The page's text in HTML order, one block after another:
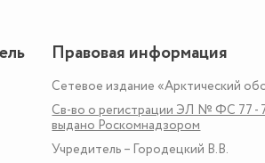
Правовая информация
Сетевое издание «Арктический
Св-во о регистрации ЭЛ № ФС 77 -
выдано Роскомнадзором
Учредитель – Городецкий В.В.